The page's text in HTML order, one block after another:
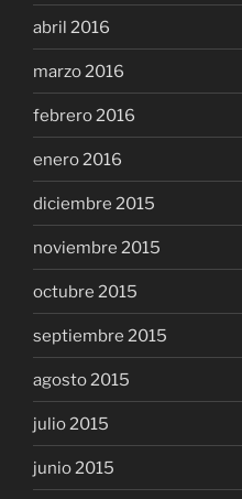
abril 2016
marzo 2016
febrero 2016
enero 2016
diciembre 2015
noviembre 2015
octubre 2015
septiembre 2015
agosto 2015
julio 2015
junio 2015